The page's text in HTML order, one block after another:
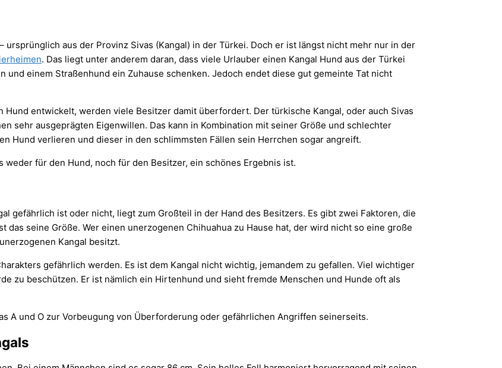
ursprünglich aus der Provinz Sivas (Kangal) in der Türkei. Doch er ist längst nicht mehr nur in der
. Das liegt unter anderem daran, dass viele Urlauber einen Kangal Hund aus der Türkei
und einem Straßenhund ein Zuhause schenken. Jedoch endet diese gut gemeinte Tat nicht
Hund entwickelt, werden viele Besitzer damit überfordert. Der türkische Kangal, oder auch Sivas
sehr ausgeprägten Eigenwillen. Das kann in Kombination mit seiner Größe und schlechter
Hund verlieren und dieser in den schlimmsten Fällen sein Herrchen sogar angreift.
für den Hund, noch für den Besitzer, ein schönes Ergebnis ist.
gefährlich ist oder nicht, liegt zum Großteil in der Hand des Besitzers. Es gibt zwei Faktoren, die
das seine Größe. Wer einen unerzogenen Chihuahua zu Hause hat, der wird nicht so eine große
Kangal besitzt.
gefährlich werden. Es ist dem Kangal nicht wichtig, jemandem zu gefallen. Viel wichtiger
zu beschützen. Er ist nämlich ein Hirtenhund und sieht fremde Menschen und Hunde oft als
A und O zur Vorbeugung von Überforderung oder gefährlichen Angriffen seinerseits.